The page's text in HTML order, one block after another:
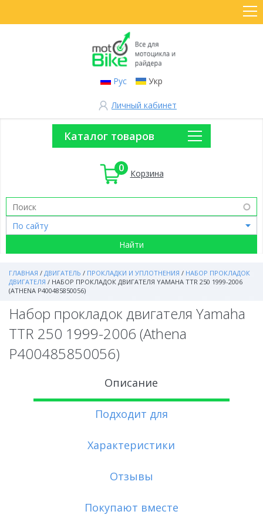
Рус Укр
Личный кабинет
Каталог товаров
0 Корзина
ГЛАВНАЯ / ДВИГАТЕЛЬ / ПРОКЛАДКИ И УПЛОТНЕНИЯ / НАБОР ПРОКЛАДОК
ДВИГАТЕЛЯ / НАБОР ПРОКЛАДОК ДВИГАТЕЛЯ YAMAHA TTR 250 1999-2006
(ATHENA P400485850056)
Набор прокладок двигателя Yamaha
TTR 250 1999-2006 (Athena
P400485850056)
Описание
Подходит для
Характеристики
Отзывы
Покупают вместе